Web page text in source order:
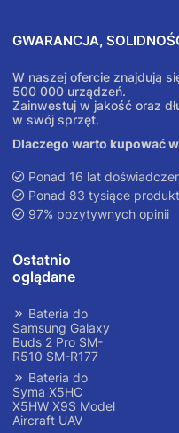
GWARANCJA,
W naszej ofercie znajdują
500 000 urządzeń.
Zainwestuj w jakość oraz
w swój sprzęt.
Dlaczego warto kupować
Ponad 16 lat
Ponad 83 tysiące
97% pozytywnych opinii
Ostatnio
oglądane
Bateria do
Samsung Galaxy
Buds 2 Pro SM-
R510 SM-R177
Bateria do
Syma X5HC
X5HW X9S Model
Aircraft UAV